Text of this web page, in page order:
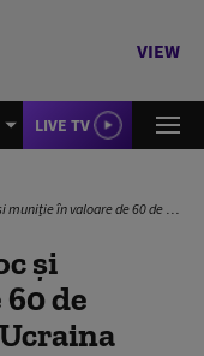
VIEW
LIVE TV
de 60 de milioane de dolari în Ucraina
și
de